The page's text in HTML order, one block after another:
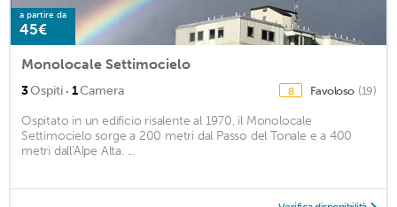
a partire da
45€
Monolocale Settimocielo
3Ospiti · 1Camera 8 Favoloso (19)
Ospitato in un edificio risalente al 1970, il Monolocale
Settimocielo sorge a 200 metri dal Passo del Tonale e a 400
metri dall'Alpe Alta. ...